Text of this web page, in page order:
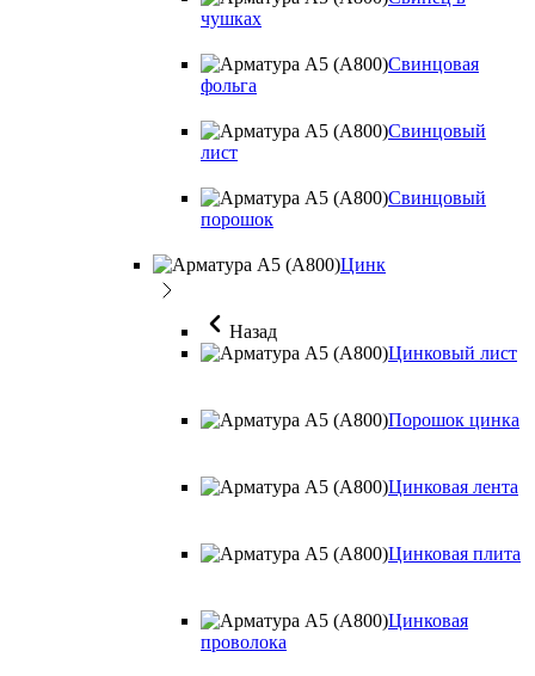
чушках
Свинцовая
фольга
Свинцовый
лист
Свинцовый
порошок
Цинк
Назад
Цинковый лист
Порошок цинка
Цинковая лента
Цинковая плита
Цинковая
проволока